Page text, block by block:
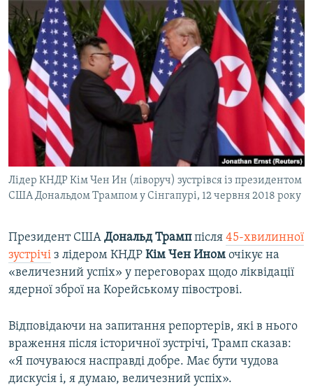
ВСЕ ЗА ДЕНЬ
СПЕЦПРОЕКТИ
ДЕПОРТАЦІЯ
ВІДЕОУРОКИ «ELIFBE»
СВІДЧЕННЯ ОКУПАЦІЇ
УКРАЇНСЬКА ПРОБЛЕМА КРИМУ
ІНФОГРАФІКА
ЯК ОБІЙТИ БЛОКУВАННЯ
Русский
Qırımtatar
ДОЛУЧАЙСЯ!
Лідер КНДР Кім Чен Ин (ліворуч) зустрівся із президентом
США Дональдом Трампом у Сінгапурі, 12 червня 2018 року
Президент США Дональд Трамппісля 45-хвилинної
зустрічі з лідером КНДР Кім Чен Ином очікує на
«величезний успіх» у переговорах щодо ліквідації
ядерної зброї на Корейському півострові.
Відповідаючи на запитання репортерів, які в нього
враження після історичної зустрічі, Трамп сказав:
«Я почуваюся насправді добре. Має бути чудова
дискусія і, я думаю, величезний успіх».